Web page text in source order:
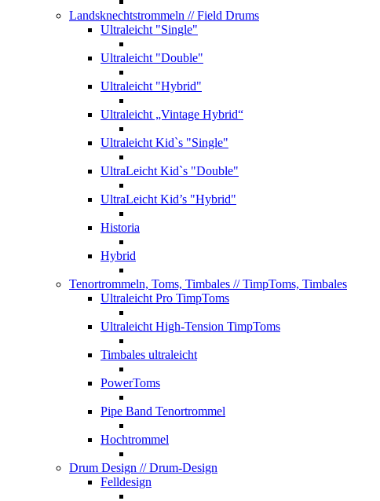
Landsknechtstrommeln // Field Drums
Ultraleicht "Single"
Ultraleicht "Double"
Ultraleicht "Hybrid"
Ultraleicht „Vintage Hybrid“
Ultraleicht Kid`s "Single"
UltraLeicht Kid`s "Double"
UltraLeicht Kid’s "Hybrid"
Historia
Hybrid
Tenortrommeln, Toms, Timbales // TimpToms, Timbales
Ultraleicht Pro TimpToms
Ultraleicht High-Tension TimpToms
Timbales ultraleicht
PowerToms
Pipe Band Tenortrommel
Hochtrommel
Drum Design // Drum-Design
Felldesign